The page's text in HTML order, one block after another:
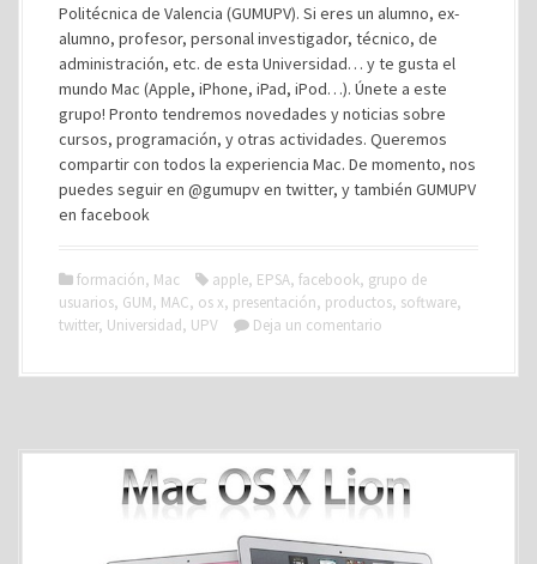
Politécnica de Valencia (GUMUPV). Si eres un alumno, ex-
alumno, profesor, personal investigador, técnico, de
administración, etc. de esta Universidad… y te gusta el
mundo Mac (Apple, iPhone, iPad, iPod…). Únete a este
grupo! Pronto tendremos novedades y noticias sobre
cursos, programación, y otras actividades. Queremos
compartir con todos la experiencia Mac. De momento, nos
puedes seguir en @gumupv en twitter, y también GUMUPV
en facebook
formación, Mac apple, EPSA, facebook, grupo de
usuarios, GUM, MAC, os x, presentación, productos, software,
twitter, Universidad, UPV Deja un comentario